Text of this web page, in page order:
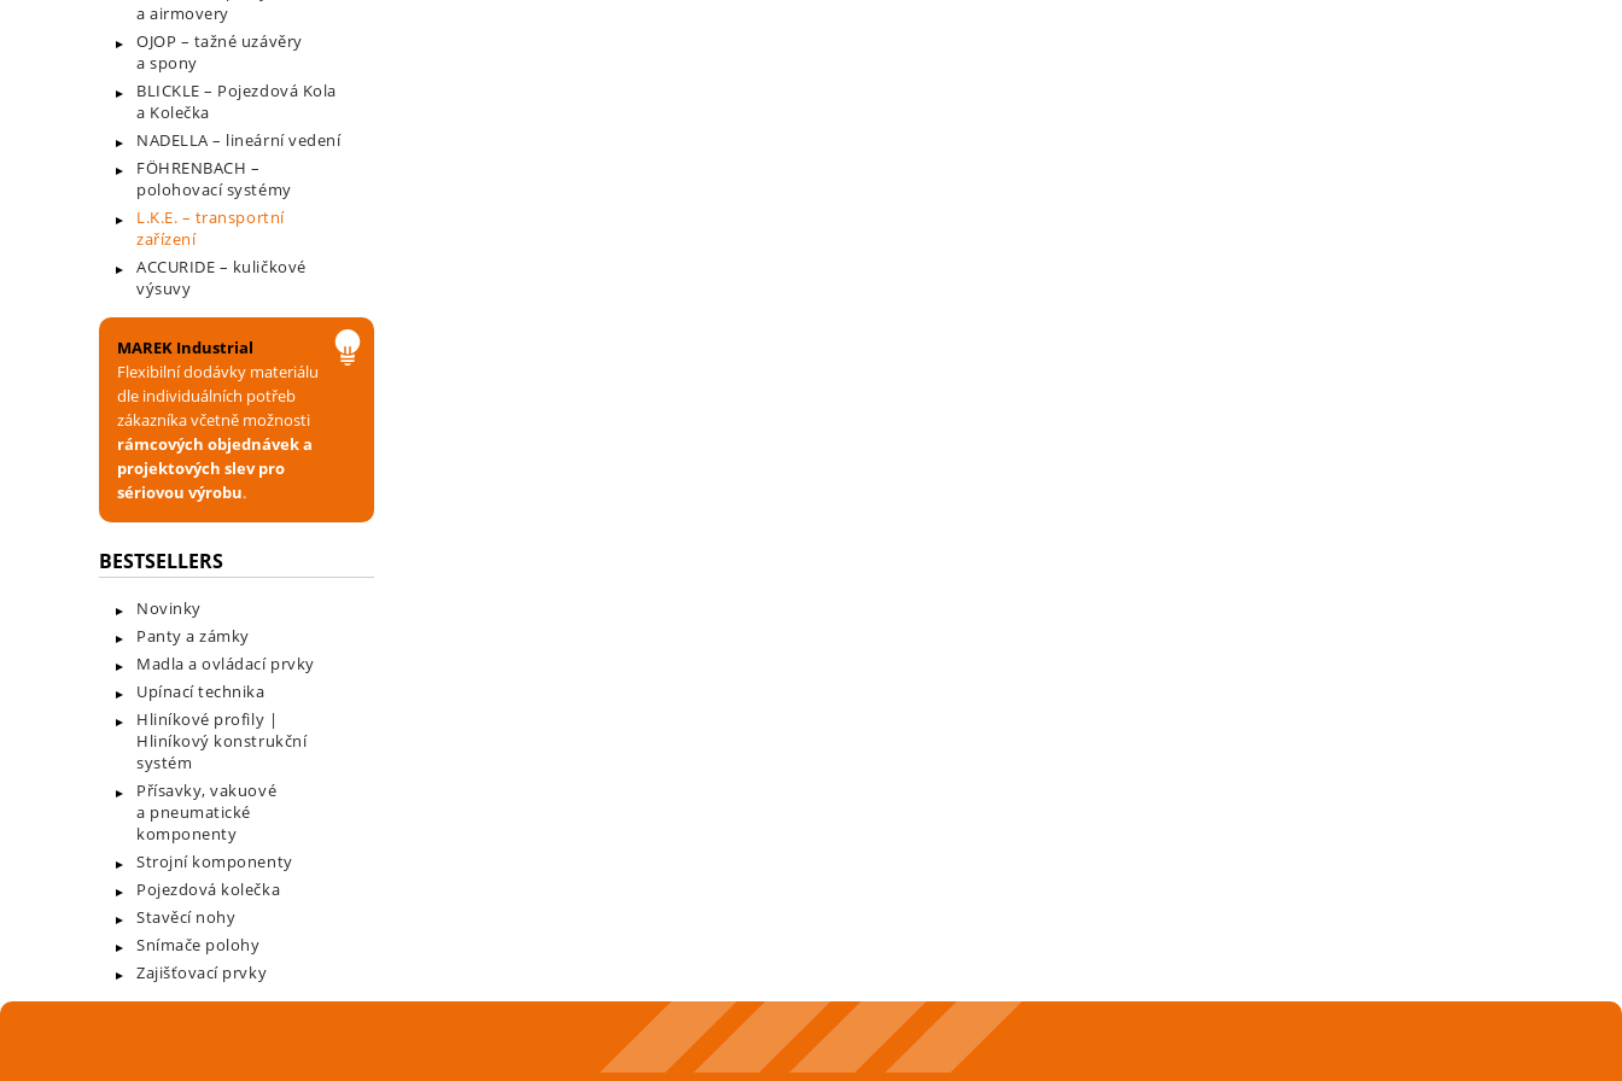
a airmovery
OJOP – tažné uzávěry
a spony
BLICKLE – Pojezdová Kola
a Kolečka
NADELLA – lineární vedení
FÖHRENBACH –
polohovací systémy
L.K.E. – transportní
zařízení
ACCURIDE – kuličkové
výsuvy
MAREK Industrial
Flexibilní dodávky materiálu
dle individuálních potřeb
zákazníka včetně možnosti
rámcových objednávek a
projektových slev pro
sériovou výrobu.
BESTSELLERS
Novinky
Panty a zámky
Madla a ovládací prvky
Upínací technika
Hliníkové profily |
Hliníkový konstrukční
systém
Přísavky, vakuové
a pneumatické
komponenty
Strojní komponenty
Pojezdová kolečka
Stavěcí nohy
Snímače polohy
Zajišťovací prvky